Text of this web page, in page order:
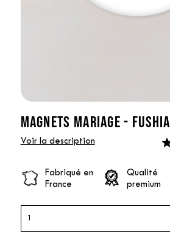
MAGNETS MARIAGE - FUSHIA
Voir la description
Fabriqué en
France
Qualité
premium